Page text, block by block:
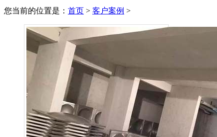
您当前的位置是： 首页 > 客户案例 >